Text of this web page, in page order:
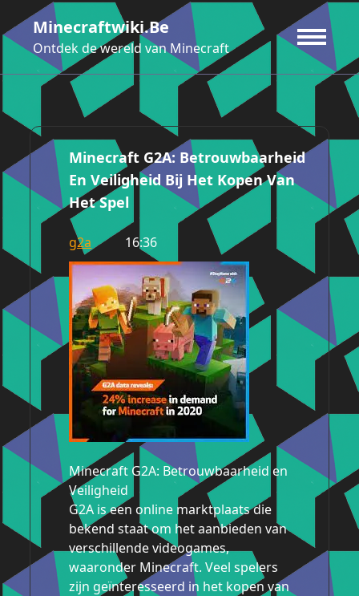
naar
de
inhoud
Minecraftwiki.be
Ontdek de wereld van Minecraft
Minecraft G2A: Betrouwbaarheid
En Veiligheid Bij Het Kopen Van
Het Spel
g2a 16:36
Minecraft G2A: Betrouwbaarheid en
Veiligheid
G2A is een online marktplaats die
bekend staat om het aanbieden van
verschillende videogames,
waaronder Minecraft. Veel spelers
zijn geïnteresseerd in het kopen van